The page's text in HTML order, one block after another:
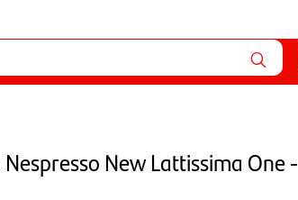
New Lattissima One -